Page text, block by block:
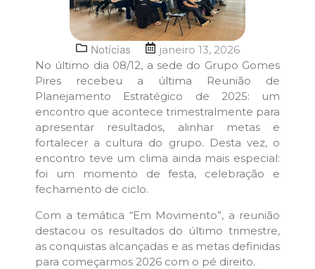
Notícias
janeiro 13, 2026
No último dia 08/12, a sede do Grupo Gomes
Pires recebeu a última Reunião de
Planejamento Estratégico de 2025: um
encontro que acontece trimestralmente para
apresentar resultados, alinhar metas e
fortalecer a cultura do grupo. Desta vez, o
encontro teve um clima ainda mais especial:
foi um momento de festa, celebração e
fechamento de ciclo.
Com a temática “Em Movimento”, a reunião
destacou os resultados do último trimestre,
as conquistas alcançadas e as metas definidas
para começarmos 2026 com o pé direito.